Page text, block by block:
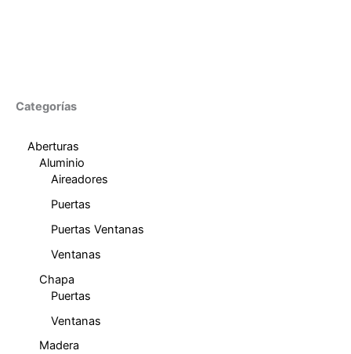
Categorías
Aberturas
Aluminio
Aireadores
Puertas
Puertas Ventanas
Ventanas
Chapa
Puertas
Ventanas
Madera